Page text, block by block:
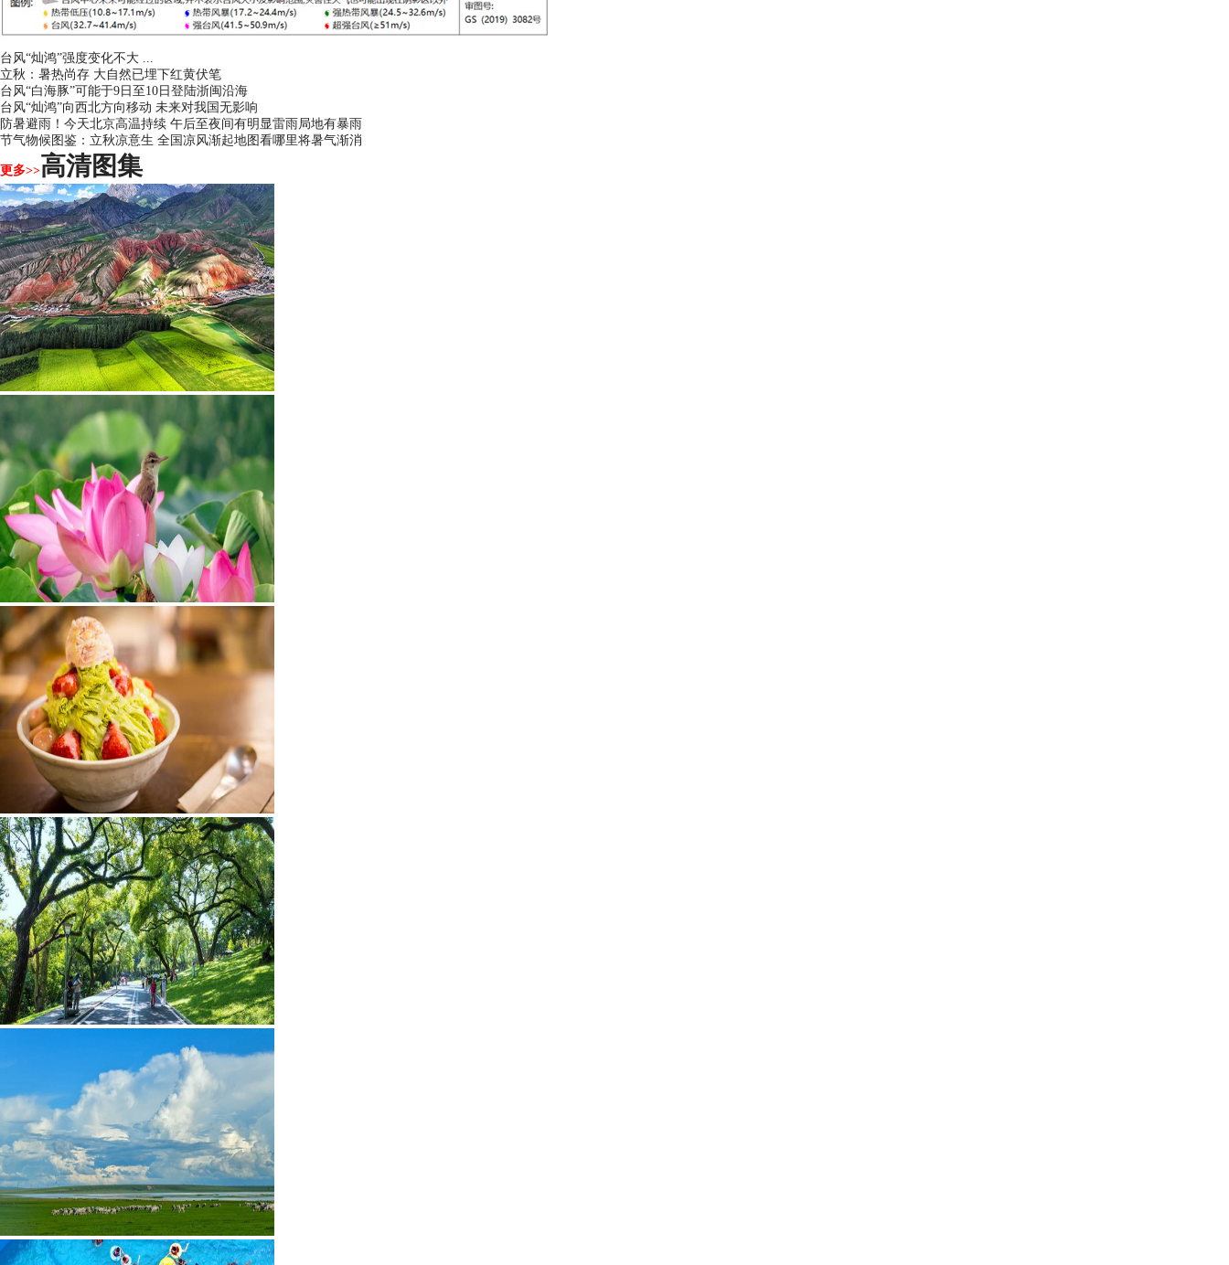
台风“灿鸿”强度变化不大 ...
立秋：暑热尚存 大自然已埋下红黄伏笔
台风“白海豚”可能于9日至10日登陆浙闽沿海
台风“灿鸿”向西北方向移动 未来对我国无影响
防暑避雨！今天北京高温持续 午后至夜间有明显雷雨局地有暴雨
节气物候图鉴：立秋凉意生 全国凉风渐起地图看哪里将暑气渐消
更多>>高清图集